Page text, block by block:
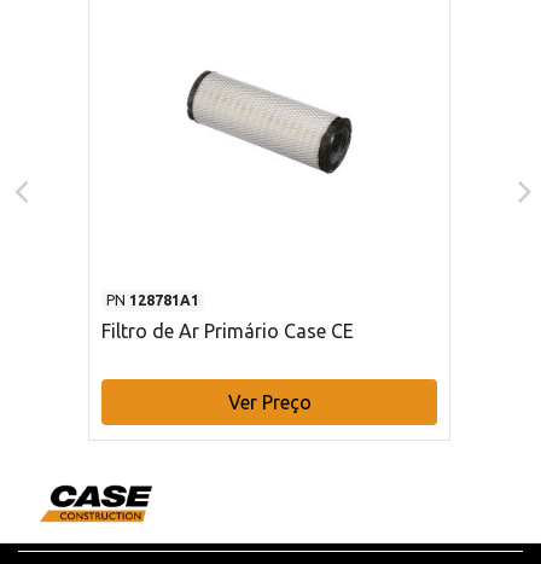
PN 128781A1
Filtro de Ar Primário Case CE
Ver Preço